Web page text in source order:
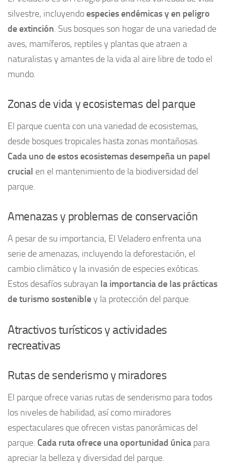
silvestre, incluyendoespecies endémicas y en peligro
de extinción. Sus bosques son hogar de una variedad de
aves, mamíferos, reptiles y plantas que atraen a
naturalistas y amantes de la vida al aire libre de todo el
mundo.
Zonas de vida y ecosistemas del parque
El parque cuenta con una variedad de ecosistemas,
desde bosques tropicales hasta zonas montañosas.
Cada uno de estos ecosistemas desempeña un papel
crucial en el mantenimiento de la biodiversidad del
parque.
Amenazas y problemas de conservación
A pesar de su importancia, El Veladero enfrenta una
serie de amenazas, incluyendo la deforestación, el
cambio climático y la invasión de especies exóticas.
Estos desafíos subrayan la importancia de las prácticas
de turismo sostenibley la protección del parque.
Atractivos turísticos y actividades
recreativas
Rutas de senderismo y miradores
El parque ofrece varias rutas de senderismo para todos
los niveles de habilidad, así como miradores
espectaculares que ofrecen vistas panorámicas del
parque. Cada ruta ofrece una oportunidad única para
apreciar la belleza y diversidad del parque.